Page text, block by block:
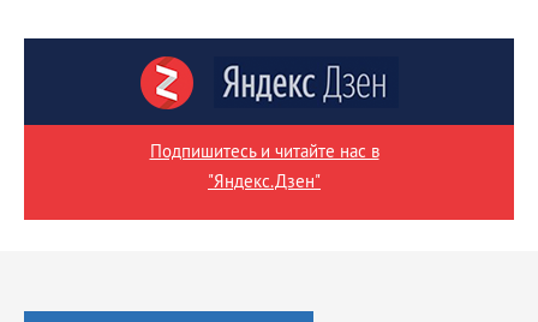
Подпишитесь и читайте нас в
"Яндекс.Дзен"